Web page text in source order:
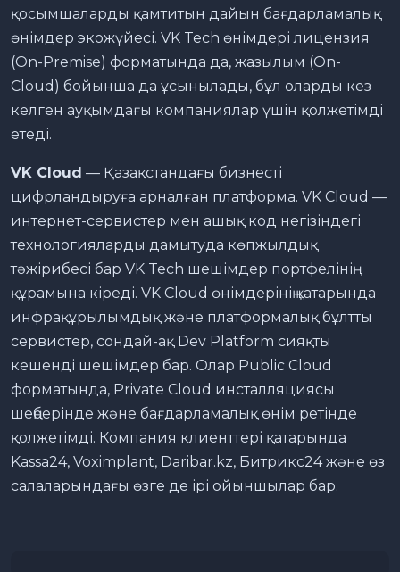
қосымшаларды қамтитын дайын бағдарламалық
өнімдер экожүйесі. VK Tech өнімдері лицензия
(On-Premise) форматында да, жазылым (On-
Cloud) бойынша да ұсынылады, бұл оларды кез
келген ауқымдағы компаниялар үшін қолжетімді
етеді.
VK Cloud — Қазақстандағы бизнесті
цифрландыруға арналған платформа. VK Cloud —
интернет-сервистер мен ашық код негізіндегі
технологияларды дамытуда көпжылдық
тәжірибесі бар VK Tech шешімдер портфелінің
құрамына кіреді. VK Cloud өнімдерінің қатарында
инфрақұрылымдық және платформалық бұлтты
сервистер, сондай-ақ Dev Platform сияқты
кешенді шешімдер бар. Олар Public Cloud
форматында, Private Cloud инсталляциясы
шеңберінде және бағдарламалық өнім ретінде
қолжетімді. Компания клиенттері қатарында
Kassa24, Voximplant, Daribar.kz, Битрикс24 және өз
салаларындағы өзге де ірі ойыншылар бар.